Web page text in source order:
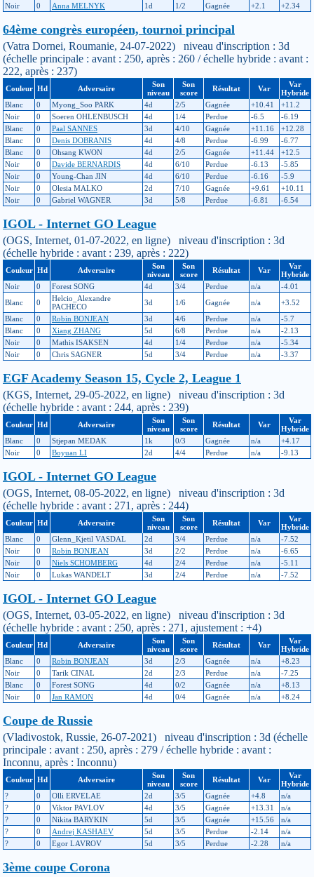
Noir
0 Anna MELNYK 1d 1/2 Gagnée +2.1 +2.34
64ème congrès européen, tournoi principal
(Vatra Dornei, Roumanie, 24-07-2022) niveau d'inscription : 3d
(échelle principale : avant : 250, après : 260 / échelle hybride : avant :
222, après : 237)
Couleur Hd Adversaire
Son
niveau
Son
score
Résultat Var
Var
Hybride
Blanc
0 Myong_Soo PARK 4d 2/5 Gagnée +10.41
+11.2
Noir
0 Soeren OHLENBUSCH 4d 1/4 Perdue -6.5
-6.19
Blanc
0 Paal SANNES 3d 4/10 Gagnée +11.16
+12.28
Blanc
0 Denis DOBRANIS 4d 4/8 Perdue -6.99
-6.77
Blanc
0 Ohsang KWON 4d 2/5 Gagnée +11.44
+12.5
Noir
0 Davide BERNARDIS 4d 6/10 Perdue -6.13
-5.85
Noir
0 Young-Chan JIN 4d 6/10 Perdue -6.16
-5.9
Noir
0 Olesia MALKO 2d 7/10 Gagnée +9.61
+10.11
Noir
0 Gabriel WAGNER 3d 5/8 Perdue -6.81 -6.54
IGOL - Internet GO League
(OGS, Internet, 01-07-2022, en ligne) niveau d'inscription : 3d
(échelle hybride : avant : 239, après : 222)
Couleur Hd Adversaire
Son
niveau
Son
score
Résultat Var
Var
Hybride
Noir
0 Forest SONG 4d 3/4 Perdue n/a
-4.01
Blanc
0
Helcio_Alexandre
PACHECO
3d 1/6 Gagnée n/a
+3.52
Blanc
0 Robin BONJEAN 3d 4/6 Perdue n/a
-5.7
Blanc
0 Xiang ZHANG 5d 6/8 Perdue n/a
-2.13
Noir
0 Mathis ISAKSEN 4d 1/4 Perdue n/a
-5.34
Noir
0 Chris SAGNER 5d 3/4 Perdue n/a -3.37
EGF Academy Season 15, Cycle 2, League 1
(KGS, Internet, 29-05-2022, en ligne) niveau d'inscription : 3d
(échelle hybride : avant : 244, après : 239)
Couleur Hd Adversaire
Son
niveau
Son
score
Résultat Var
Var
Hybride
Blanc
0 Stjepan MEDAK 1k 0/3 Gagnée n/a
+4.17
Noir
0 Boyuan LI 2d 4/4 Perdue n/a -9.13
IGOL - Internet GO League
(OGS, Internet, 08-05-2022, en ligne) niveau d'inscription : 3d
(échelle hybride : avant : 271, après : 244)
Couleur Hd Adversaire
Son
niveau
Son
score
Résultat Var
Var
Hybride
Blanc
0 Glenn_Kjetil VASDAL 2d 3/4 Perdue n/a
-7.52
Noir
0 Robin BONJEAN 3d 2/2 Perdue n/a
-6.65
Noir
0 Niels SCHOMBERG 4d 2/4 Perdue n/a
-5.11
Noir
0 Lukas WANDELT 3d 2/4 Perdue n/a -7.52
IGOL - Internet GO League
(OGS, Internet, 03-05-2022, en ligne) niveau d'inscription : 3d
(échelle hybride : avant : 250, après : 271, ajustement : +4)
Couleur Hd Adversaire
Son
niveau
Son
score
Résultat Var
Var
Hybride
Blanc
0 Robin BONJEAN 3d 2/3 Gagnée n/a
+8.23
Noir
0 Tarik CINAL 2d 2/3 Perdue n/a
-7.25
Blanc
0 Forest SONG 4d 0/2 Gagnée n/a
+8.13
Noir
0 Jan RAMON 4d 0/4 Gagnée n/a +8.24
Coupe de Russie
(Vladivostok, Russie, 26-07-2021) niveau d'inscription : 3d (échelle
principale : avant : 250, après : 279 / échelle hybride : avant :
Inconnu, après : Inconnu)
Couleur Hd Adversaire
Son
niveau
Son
score
Résultat Var
Var
Hybride
?
0 Olli ERVELAE 2d 3/5 Gagnée +4.8
n/a
?
0 Viktor PAVLOV 4d 3/5 Gagnée +13.31
n/a
?
0 Nikita BARYKIN 5d 3/5 Gagnée +15.56
n/a
?
0 Andrej KASHAEV 5d 3/5 Perdue -2.14
n/a
?
0 Egor LAVROV 5d 3/5 Perdue -2.28 n/a
3ème coupe Corona